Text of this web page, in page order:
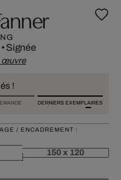
• Signée
œuvre
!
DERNIERS EXEMPLAIRES
/ ENCADREMENT :
150 x 120